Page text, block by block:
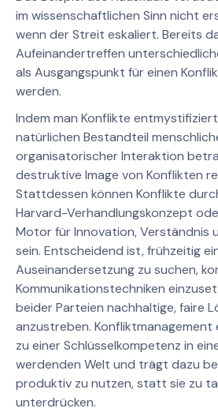
im wissenschaftlichen Sinn nicht
wenn der Streit eskaliert. Bereits
Aufeinandertreffen
als Ausgangspunkt für einen
werden.
Indem man Konflikte
natürlichen Bestandteil
organisatorischer Interaktion
destruktive Image von Konflikten
Stattdessen können Konflikte
Harvard-Verhandlungskonzept
Motor für Innovation, Verständnis
sein. Entscheidend ist, frühzeitig
Auseinandersetzung zu suchen,
Kommunikationstechniken
beider Parteien nachhaltige, faire
anzustreben.
zu einer Schlüsselkompetenz in
werdenden Welt und trägt dazu
produktiv zu nutzen, statt sie zu
unterdrücken.